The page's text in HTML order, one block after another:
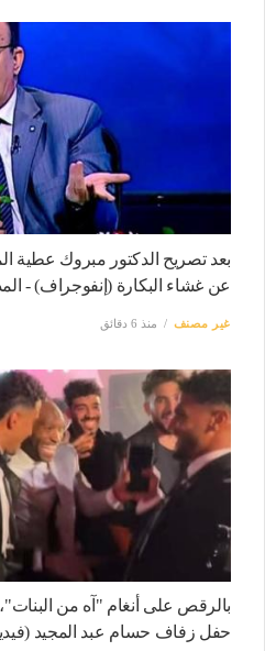
بعد تصريح الدكتور مبروك عطية
عن غشاء البكارة (إنفوجراف) -
غير مصنف منذ 6 دقائق
بالرقص على أنغام "آه من
حفل زفاف حسام عبد المجيد